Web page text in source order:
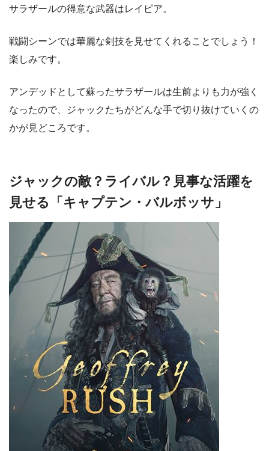
サラザールの得意な武器はレイピア。
戦闘シーンでは華麗な剣技を見せてくれることでしょう！
楽しみです。
アンデッドとして蘇ったサラザールは生前よりも力が強く
なったので、ジャックたちがどんな手で切り抜けていくの
かが見どころです。
ジャックの敵？ライバル？見事な活躍を
見せる「キャプテン・バルボッサ」